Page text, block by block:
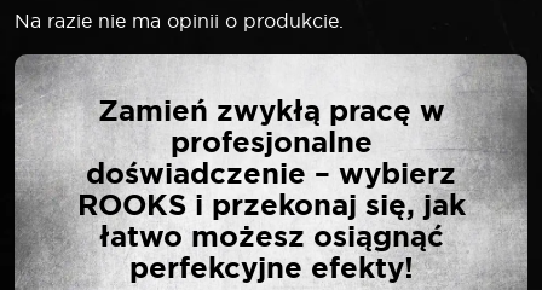
Na razie nie ma opinii o produkcie.
NAPISZ PIERWSZĄ
OPINIĘ O „ROOKS
UCHWYT NA PAPIER
MAGNETYCZNY DO
SZAFEK
NARZĘDZIOWYCH”
Zamień zwykłą pracę w
profesjonalne
doświadczenie – wybierz
ROOKS i przekonaj się, jak
łatwo możesz osiągnąć
perfekcyjne efekty!